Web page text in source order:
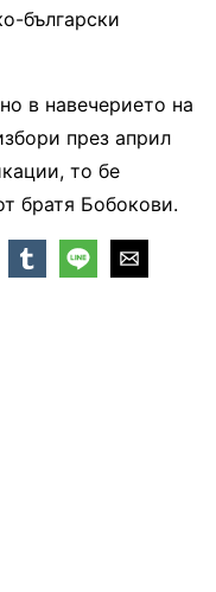
български
в навечерието на
през април
то бе
братя Бобокови.